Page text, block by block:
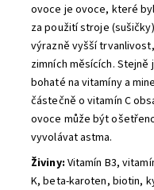
ovoce je ovoce, které
za použití stroje
výrazně vyšší
zimních měsících.
bohaté na vitamíny a
částečně o vitamín C
ovoce může být
vyvolávat astma.
Živiny: Vitamín B3,
K, beta-karoten, biotin,